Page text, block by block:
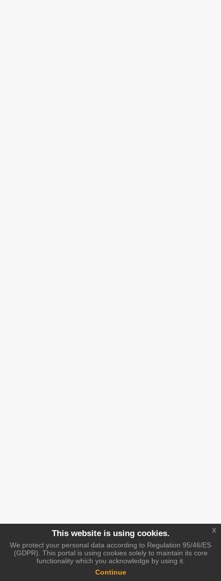
This website is using cookies.
We protect your personal data according to Regulation 95/46/ES
(GDPR). This portal is using cookies solely to maintain its core
functionality which you acknowledge by using it.
Continue
x